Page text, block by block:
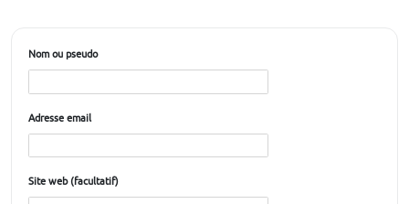
Nom ou pseudo
Adresse email
Site web (facultatif)